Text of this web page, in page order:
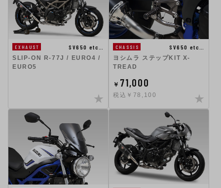
EXHAUST
SV650 etc…
SLIP-ON R-77J / EURO4 /
EURO5
CHASSIS
SV650 etc…
ヨシムラ ステップKIT X-
TREAD
￥ 71,000
税込￥78,100